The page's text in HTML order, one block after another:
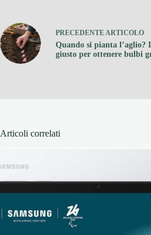
PRECEDENTEARTICOLO
Quando si pianta l’aglio?
giusto per ottenere bulbi
Articoli correlati